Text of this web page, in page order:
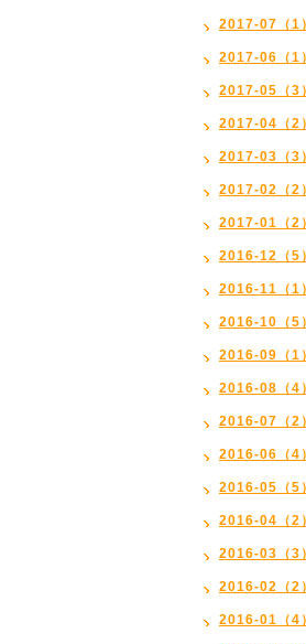
2017-07（1）
2017-06（1）
2017-05（3）
2017-04（2）
2017-03（3）
2017-02（2）
2017-01（2）
2016-12（5）
2016-11（1）
2016-10（5）
2016-09（1）
2016-08（4）
2016-07（2）
2016-06（4）
2016-05（5）
2016-04（2）
2016-03（3）
2016-02（2）
2016-01（4）